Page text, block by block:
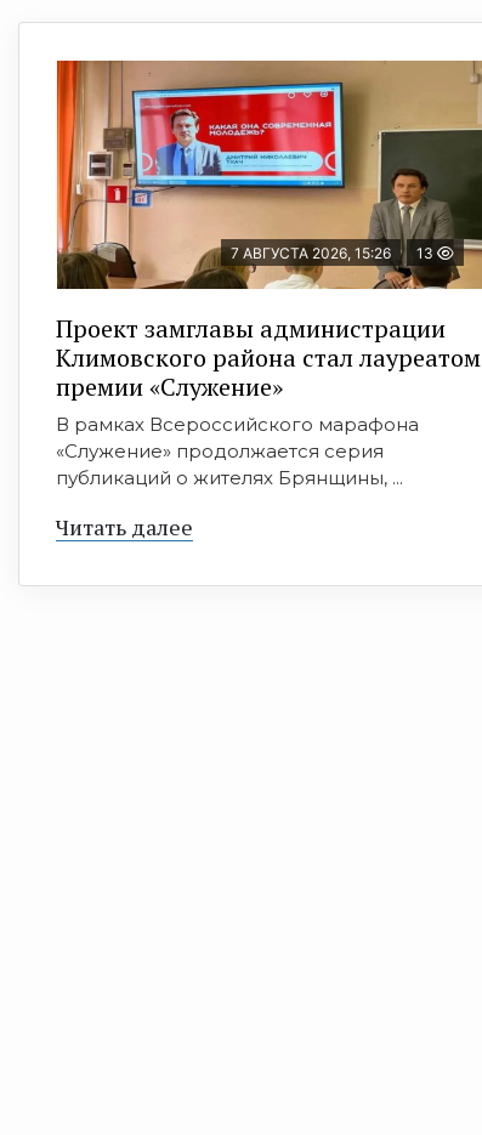
7 АВГУСТА 2026, 15:26 13
Проект замглавы администрации
Климовского района стал лауреатом
премии «Служение»
В рамках Всероссийского марафона
«Служение» продолжается серия
публикаций о жителях Брянщины, ...
Читать далее